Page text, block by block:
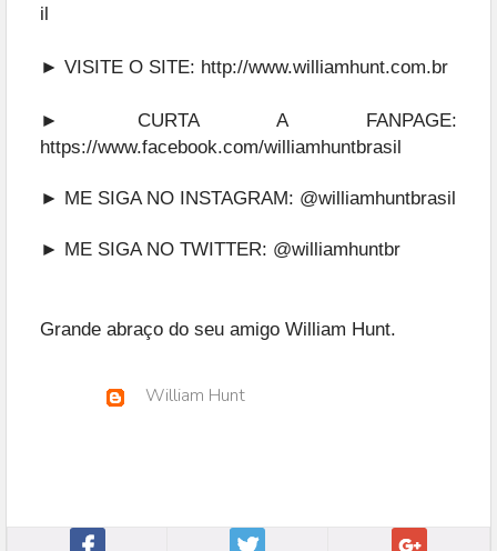
il
► VISITE O SITE: http://www.williamhunt.com.br
► CURTA A FANPAGE:
https://www.facebook.com/williamhuntbrasil
► ME SIGA NO INSTAGRAM: @williamhuntbrasil
► ME SIGA NO TWITTER: @williamhuntbr
Grande abraço do seu amigo William Hunt.
William Hunt